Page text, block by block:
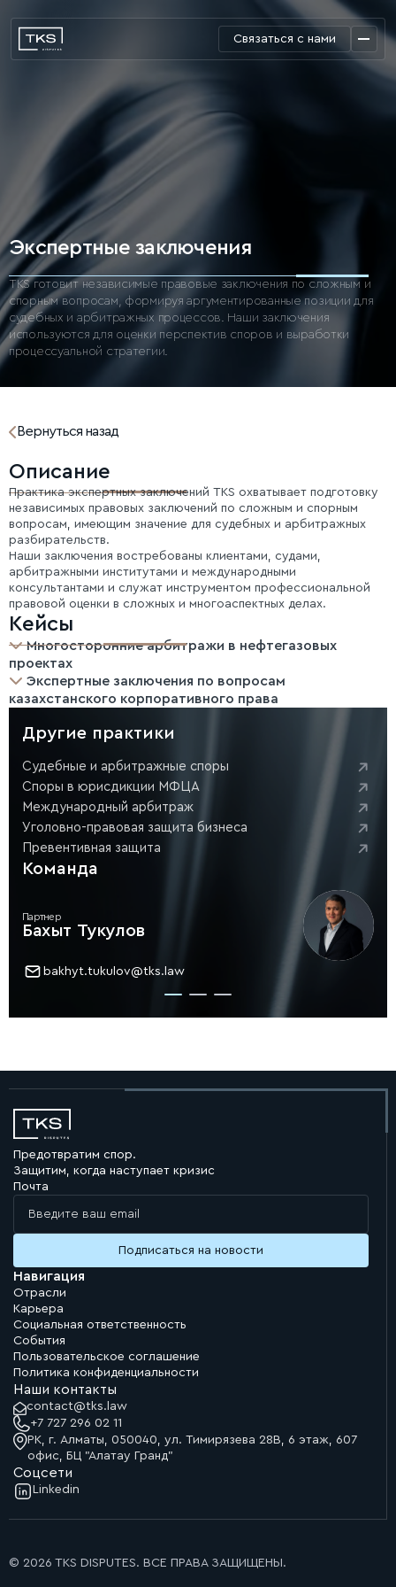
Связаться с нами
Экспертные заключения
TKS готовит независимые правовые заключения по сложным и
спорным вопросам, формируя аргументированные позиции для
судебных и арбитражных процессов. Наши заключения
используются для оценки перспектив споров и выработки
процессуальной стратегии.
Вернуться назад
Описание
Практика экспертных заключений TKS охватывает подготовку
независимых правовых заключений по сложным и спорным
вопросам, имеющим значение для судебных и арбитражных
разбирательств.
Наши заключения востребованы клиентами, судами,
арбитражными институтами и международными
консультантами и служат инструментом профессиональной
правовой оценки в сложных и многоаспектных делах.
Кейсы
Многосторонние арбитражи в нефтегазовых
проектах
Экспертные заключения по вопросам
казахстанского корпоративного права
Другие практики
Судебные и арбитражные споры
Споры в юрисдикции МФЦА
Международный арбитраж
Уголовно-правовая защита бизнеса
Превентивная защита
Команда
Партнер
Бахыт Тукулов
bakhyt.tukulov@tks.law
Предотвратим спор.
Защитим, когда наступает кризис
Почта
Навигация
Отрасли
Карьера
Социальная ответственность
События
Пользовательское соглашение
Политика конфиденциальности
Наши контакты
contact@tks.law
+7 727 296 02 11
РК, г. Алматы, 050040, ул. Тимирязева 28В, 6 этаж, 607
офис, БЦ "Алатау Гранд"
Соцсети
Linkedin
© 2026 TKS DISPUTES. ВСЕ ПРАВА ЗАЩИЩЕНЫ.